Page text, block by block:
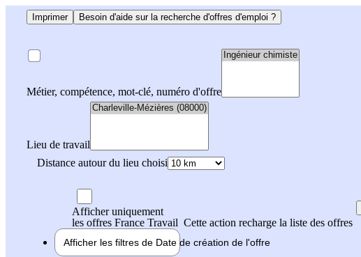
Imprimer Besoin d'aide sur la recherche d'offres d'emploi ?
Métier, compétence, mot-clé, numéro d'offre
Lieu de travail
Distance autour du lieu choisi
Afficher uniquement
les offres France Travail Cette action recharge la liste des offres
Afficher les filtres de Date de création de l'offre